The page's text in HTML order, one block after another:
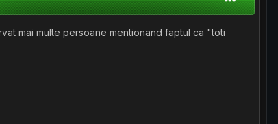
mai multe persoane mentionand faptul ca "toti